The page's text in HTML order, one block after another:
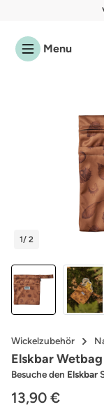
Zum Hauptinhalt
Menu
1/ 2
Wickelzubehör
Elskbar
Besuche den Elskbar
13,90 €